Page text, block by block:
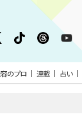
のプロ 連載 占い